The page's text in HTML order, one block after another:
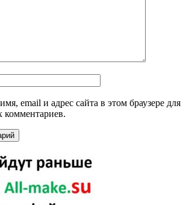
email и адрес сайта в этом браузере для